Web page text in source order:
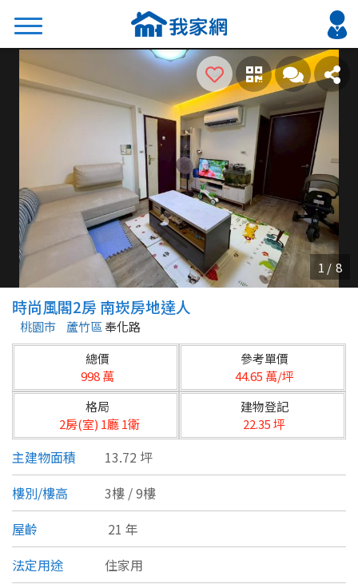
搜尋
熱門關鍵字
2026 台北降價好屋限量釋出
2026 新北降價好屋限量釋出
2026 台中降價好屋限量釋出
2026 台南降價好屋限量釋出
2026 高雄降價好屋限量釋出
縣市
不限
台北市
基隆市
新北市
宜蘭縣
桃園市
新竹市
新竹縣
區域
類型(可複選)
公寓
別墅 透天厝
時尚風閣2房 南崁房地達人
桃園市 蘆竹區奉化路
總價
998 萬
參考單價
44.65 萬/坪
格局
2房(室) 1廳 1衛
建物登記
22.35 坪
主建物面積
13.72 坪
樓別/樓高
3樓 / 9樓
屋齡
21 年
法定用途
住家用